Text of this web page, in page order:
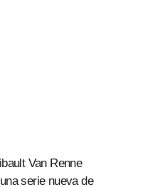
Van Renne
serie nueva de